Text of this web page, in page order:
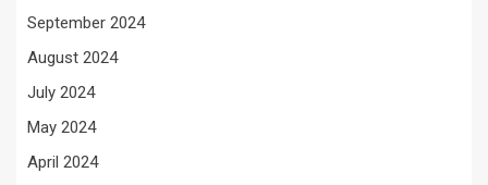
September 2024
August 2024
July 2024
May 2024
April 2024